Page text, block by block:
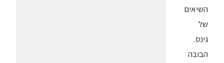
השיאים
של
גינס.
הבובה